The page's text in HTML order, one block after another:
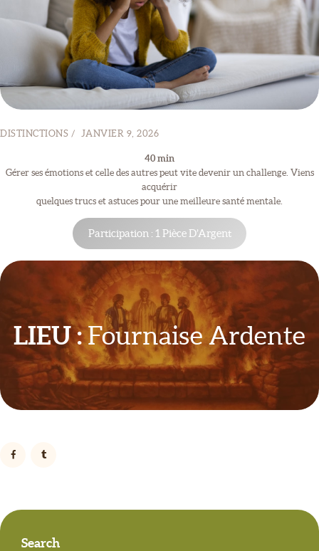
SITE
BLOG
CONTACT
DISTINCTIONS JANVIER 9, 2026
40 min
Gérer ses émotions et celle des autres peut vite devenir un challenge. Viens
acquérir
quelques trucs et astuces pour une meilleure santé mentale.
Participation : 1 Pièce D’Argent
LIEU :Fournaise Ardente
Search